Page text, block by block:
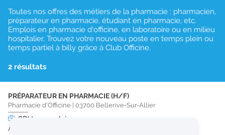
Toutes nos offres des métiers de la pharmacie : pharmacien,
préparateur en pharmacie, étudiant en pharmacie, etc.
Emplois en pharmacie d'officine, en laboratoire ou en milieu
hospitalier. Trouvez votre nouveau poste en temps plein ou
temps partiel à billy grâce à Club Officine.
2 résultats
PRÉPARATEUR EN PHARMACIE (H/F)
Pharmacie d'Officine 03700 Bellerive-Sur-Allier
CDI temps plein
À partir du 30/09/26